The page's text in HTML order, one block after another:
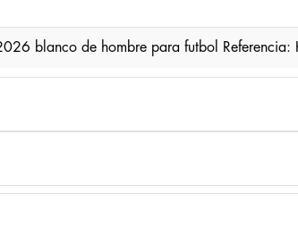
blanco de hombre para futbol Referencia: